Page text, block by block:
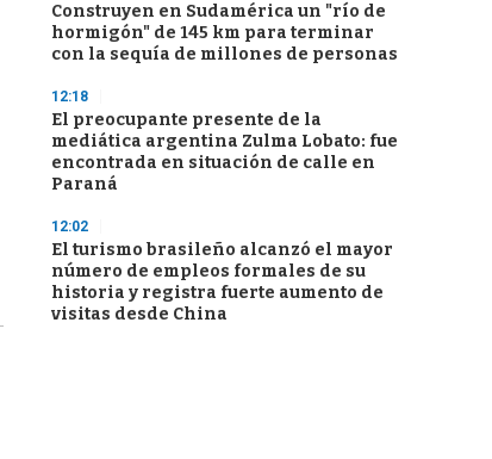
Construyen en Sudamérica un "río de
hormigón" de 145 km para terminar
con la sequía de millones de personas
12:18
El preocupante presente de la
mediática argentina Zulma Lobato: fue
encontrada en situación de calle en
Paraná
12:02
El turismo brasileño alcanzó el mayor
número de empleos formales de su
historia y registra fuerte aumento de
visitas desde China